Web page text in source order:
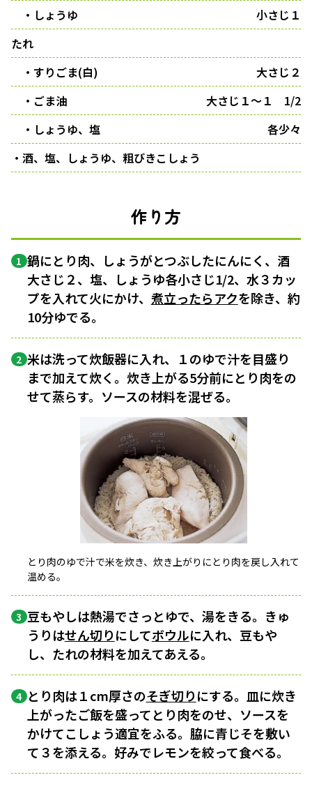
・しょうゆ
小さじ１
たれ
・すりごま(白)
大さじ２
・ごま油
大さじ１〜１ 1/2
・しょうゆ、塩
各少々
・酒、塩、しょうゆ、粗びきこしょう
作り方
1 鍋にとり肉、しょうがとつぶしたにんにく、酒
大さじ２、塩、しょうゆ各小さじ1/2、水３カッ
プを入れて火にかけ、 煮立ったらアクを除き、約
10分ゆでる。
2 米は洗って炊飯器に入れ、１のゆで汁を目盛り
まで加えて炊く。炊き上がる5分前にとり肉をの
せて蒸らす。ソースの材料を混ぜる。
とり肉のゆで汁で米を炊き、炊き上がりにとり肉を戻し入れて
温める。
3 豆もやしは熱湯でさっとゆで、湯をきる。きゅ
うりはせん切りにしてボウルに入れ、豆もや
し、たれの材料を加えてあえる。
4 とり肉は１cm厚さのそぎ切りにする。皿に炊き
上がったご飯を盛ってとり肉をのせ、ソースを
かけてこしょう適宜をふる。脇に青じそを敷い
て３を添える。好みでレモンを絞って食べる。